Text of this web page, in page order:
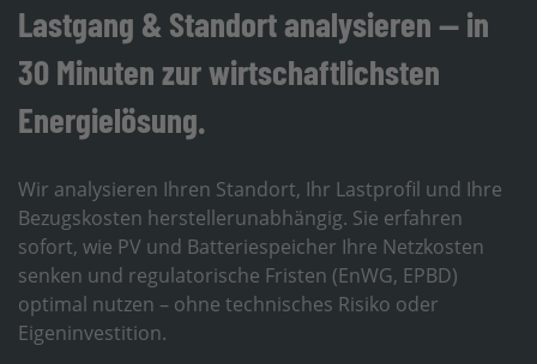
Lastgang & Standort analysieren — in
30 Minuten zur wirtschaftlichsten
Energielösung.
Wir analysieren Ihren Standort, Ihr Lastprofil und Ihre
Bezugskosten herstellerunabhängig. Sie erfahren
sofort, wie PV und Batteriespeicher Ihre Netzkosten
senken und regulatorische Fristen (EnWG, EPBD)
optimal nutzen – ohne technisches Risiko oder
Eigeninvestition.